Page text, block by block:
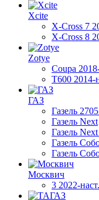
Xcite
X-Cross 7
X-Cross 8
Zotye
Coupa
T600 2014-
ГАЗ
Газель
Газель Next
Газель
Газель
Газель
Москвич
3 2022-